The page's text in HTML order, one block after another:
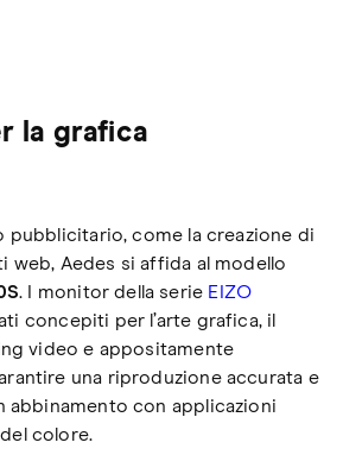
la grafica
pubblicitario, come la creazione di
web, Aedes si affida al modello
. I monitor della serie EIZO
concepiti per l’arte grafica, il
video e appositamente
una riproduzione accurata e
abbinamento con applicazioni
colore.